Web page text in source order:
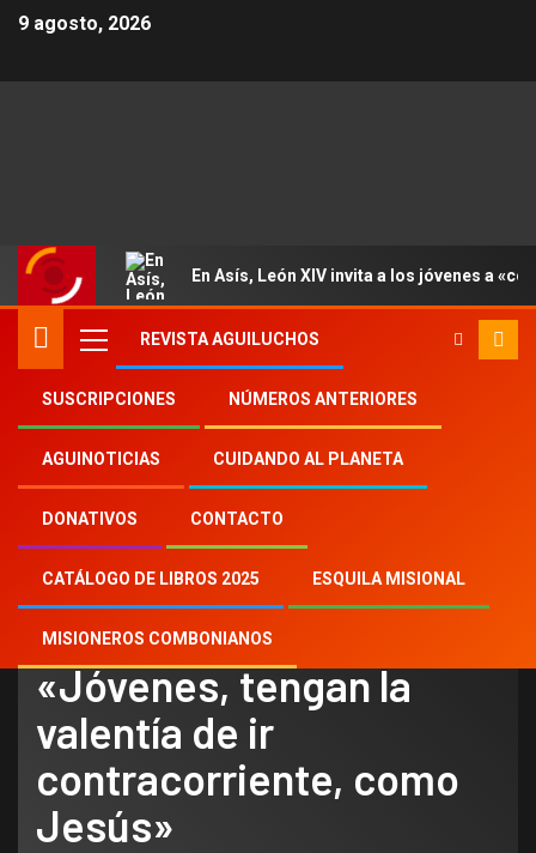
9 agosto, 2026
En Asís, León XIV invita a los jóvenes a
REVISTA AGUILUCHOS
SUSCRIPCIONES NÚMEROS ANTERIORES
AGUINOTICIAS CUIDANDO AL PLANETA
DONATIVOS CONTACTO
CATÁLOGO DE LIBROS 2025 ESQUILA MISIONAL
MISIONEROS COMBONIANOS
Inicio 2021 nd
22
«Jóvenes, tengan la valentía de ir
contracorriente, como Jesús»
NOTICIAS
«Jóvenes, tengan la
valentía de ir
contracorriente, como
Jesús»